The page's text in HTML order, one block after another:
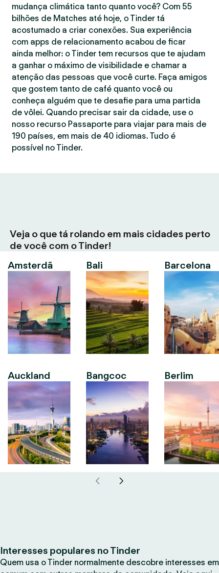
mudança climática tanto quanto você? Com 55
bilhões de Matches até hoje, o Tinder tá
acostumado a criar conexões. Sua experiência
com apps de relacionamento acabou de ficar
ainda melhor: o Tinder tem recursos que te ajudam
a ganhar o máximo de visibilidade e chamar a
atenção das pessoas que você curte. Faça amigos
que gostem tanto de café quanto você ou
conheça alguém que te desafie para uma partida
de vôlei. Quando precisar sair da cidade, use o
nosso recurso Passaporte para viajar para mais de
190 países, em mais de 40 idiomas. Tudo é
possível no Tinder.
Veja o que tá rolando em mais cidades perto
de você com o Tinder!
Amsterdã
Auckland
Bali
Bangcoc
Barcelona
Berlim
Interesses populares no Tinder
Quem usa o Tinder normalmente descobre interesses em